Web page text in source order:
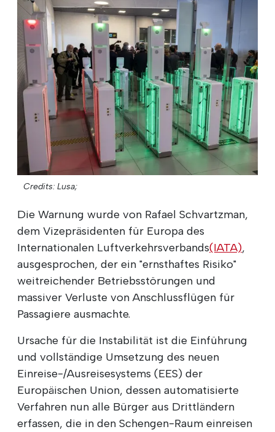
Credits: Lusa;
Die Warnung wurde von Rafael Schvartzman,
dem Vizepräsidenten für Europa des
Internationalen Luftverkehrsverbands(IATA),
ausgesprochen, der ein "ernsthaftes Risiko"
weitreichender Betriebsstörungen und
massiver Verluste von Anschlussflügen für
Passagiere ausmachte.
Ursache für die Instabilität ist die Einführung
und vollständige Umsetzung des neuen
Einreise-/Ausreisesystems (EES) der
Europäischen Union, dessen automatisierte
Verfahren nun alle Bürger aus Drittländern
erfassen, die in den Schengen-Raum einreisen